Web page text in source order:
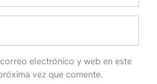
electrónico y web en este
vez que comente.